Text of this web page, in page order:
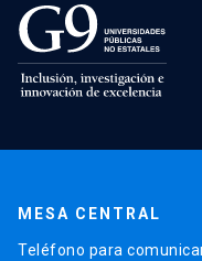
MESA CENTRAL
Teléfono para